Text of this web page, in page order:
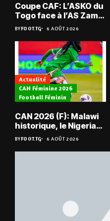
Coupe CAF: L’ASKO du
Togo face à l’AS Zam
du Niger
BYFOOT.TG 6 AOÛT 2026
Actualité
CAN Féminine 2026
Football Féminin
CAN 2026 (F): Malawi
historique, le Nigeria
sauvé, la Zambie
éliminée
BYFOOT.TG 6 AOÛT 2026